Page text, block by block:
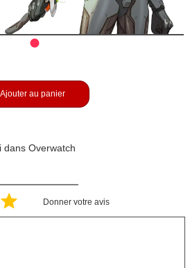
Ajouter au panier
dans Overwatch
Donner votre avis